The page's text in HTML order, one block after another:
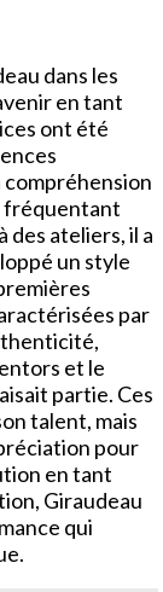
dans les
en tant
ont été
compréhension
fréquentant
des ateliers, il a
un style
par
et le
partie. Ces
talent, mais
pour
en tant
Giraudeau
qui